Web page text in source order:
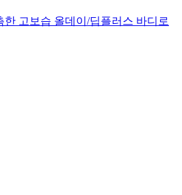
한 고보습 올데이/딥플러스 바디로